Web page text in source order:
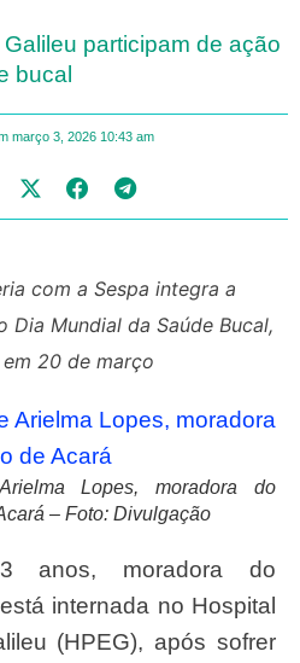
participam de ação
bucal
março 3, 2026 10:43 am
Dia Mundial da Saúde Bucal,
20 de março
Lopes, moradora do
– Foto: Divulgação
internada no Hospital
(HPEG), após sofrer